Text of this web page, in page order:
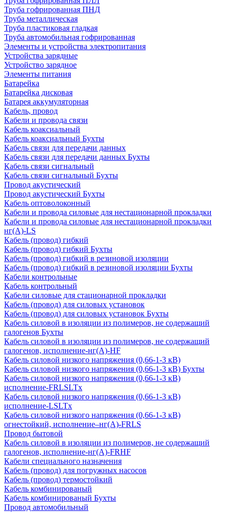
Труба гофрированная ПНД
Труба металлическая
Труба пластиковая гладкая
Труба автомобильная гофрированная
Элементы и устройства электропитания
Устройства зарядные
Устройство зарядное
Элементы питания
Батарейка
Батарейка дисковая
Батарея аккумуляторная
Кабель, провод
Кабели и провода связи
Кабель коаксиальный
Кабель коаксиальный Бухты
Кабель связи для передачи данных
Кабель связи для передачи данных Бухты
Кабель связи сигнальный
Кабель связи сигнальный Бухты
Провод акустический
Провод акустический Бухты
Кабель оптоволоконный
Кабели и провода силовые для нестационарной прокладки
Кабели и провода силовые для нестационарной прокладки
нг(А)-LS
Кабель (провод) гибкий
Кабель (провод) гибкий Бухты
Кабель (провод) гибкий в резиновой изоляции
Кабель (провод) гибкий в резиновой изоляции Бухты
Кабели контрольные
Кабель контрольный
Кабели силовые для стационарной прокладки
Кабель (провод) для силовых установок
Кабель (провод) для силовых установок Бухты
Кабель силовой в изоляции из полимеров, не содержащий
галогенов Бухты
Кабель силовой в изоляции из полимеров, не содержащий
галогенов, исполнение-нг(А)-HF
Кабель силовой низкого напряжения (0,66-1-3 кВ)
Кабель силовой низкого напряжения (0,66-1-3 кВ) Бухты
Кабель силовой низкого напряжения (0,66-1-3 кВ)
исполнение-FRLSLTx
Кабель силовой низкого напряжения (0,66-1-3 кВ)
исполнение-LSLTx
Кабель силовой низкого напряжения (0,66-1-3 кВ)
огнестойкий, исполнение–нг(А)-FRLS
Провод бытовой
Кабель силовой в изоляции из полимеров, не содержащий
галогенов, исполнение-нг(А)-FRHF
Кабели специального назначения
Кабель (провод) для погружных насосов
Кабель (провод) термостойкий
Кабель комбинированый
Кабель комбинированый Бухты
Провод автомобильный